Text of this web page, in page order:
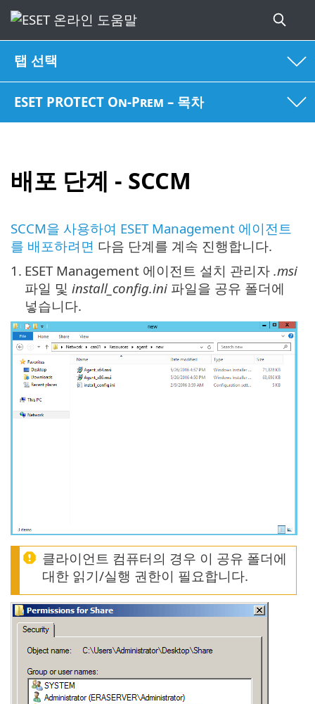
탭 선택
ESET PROTECT On-Prem – 목차
배포 단계 - SCCM
SCCM을 사용하여 ESET Management 에이전트
를 배포하려면 다음 단계를 계속 진행합니다.
1. ESET Management 에이전트 설치 관리자 .msi
파일 및 install_config.ini 파일을 공유 폴더에
넣습니다.
클라이언트 컴퓨터의 경우 이 공유 폴더에
대한 읽기/실행 권한이 필요합니다.